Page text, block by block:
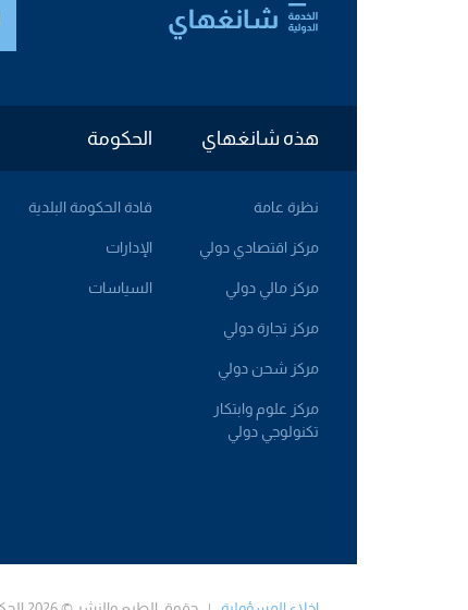
هذه شانغهاي
نظرة عامة
مركز اقتصادي دولي
مركز مالي دولي
مركز تجارة دولي
مركز شحن دولي
مركز علوم وابتكار
تكنولوجي دولي
الحكومة
قادة الحكومة البلدية
الإدارات
السياسات